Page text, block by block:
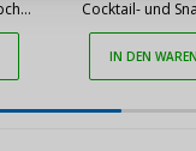
Cocktail- und
IN DEN
Passwort erinnern